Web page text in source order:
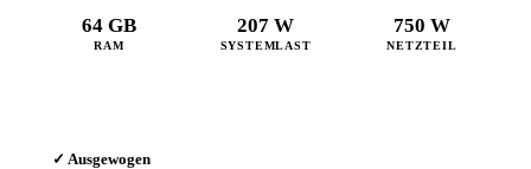
64 GB
RAM
207 W
SYSTEMLAST
750 W
NETZTEIL
✓ Ausgewogen